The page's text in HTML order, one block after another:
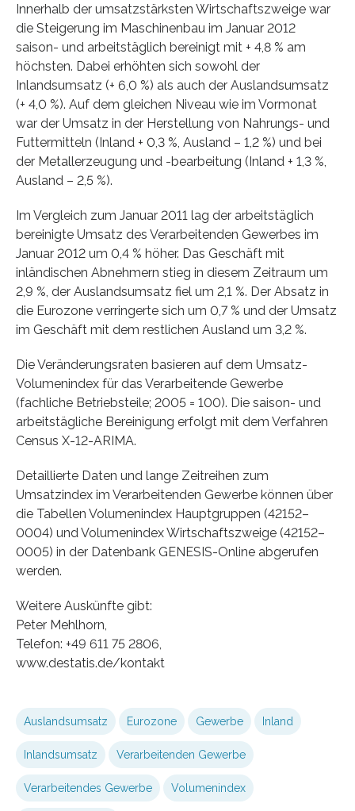
Innerhalb der umsatzstärksten Wirtschaftszweige war
die Steigerung im Maschinenbau im Januar 2012
saison- und arbeitstäglich bereinigt mit + 4,8 % am
höchsten. Dabei erhöhten sich sowohl der
Inlandsumsatz (+ 6,0 %) als auch der Auslandsumsatz
(+ 4,0 %). Auf dem gleichen Niveau wie im Vormonat
war der Umsatz in der Herstellung von Nahrungs- und
Futtermitteln (Inland + 0,3 %, Ausland – 1,2 %) und bei
der Metallerzeugung und -bearbeitung (Inland + 1,3 %,
Ausland – 2,5 %).
Im Vergleich zum Januar 2011 lag der arbeitstäglich
bereinigte Umsatz des Verarbeitenden Gewerbes im
Januar 2012 um 0,4 % höher. Das Geschäft mit
inländischen Abnehmern stieg in diesem Zeitraum um
2,9 %, der Auslandsumsatz fiel um 2,1 %. Der Absatz in
die Eurozone verringerte sich um 0,7 % und der Umsatz
im Geschäft mit dem restlichen Ausland um 3,2 %.
Die Veränderungsraten basieren auf dem Umsatz-
Volumenindex für das Verarbeitende Gewerbe
(fachliche Betriebsteile; 2005 = 100). Die saison- und
arbeitstägliche Bereinigung erfolgt mit dem Verfahren
Census X-12-ARIMA.
Detaillierte Daten und lange Zeitreihen zum
Umsatzindex im Verarbeitenden Gewerbe können über
die Tabellen Volumenindex Hauptgruppen (42152–
0004) und Volumenindex Wirtschaftszweige (42152–
0005) in der Datenbank GENESIS-Online abgerufen
werden.
Weitere Auskünfte gibt:
Peter Mehlhorn,
Telefon: +49 611 75 2806,
www.destatis.de/kontakt
Auslandsumsatz Eurozone Gewerbe Inland
Inlandsumsatz Verarbeitenden Gewerbe
Verarbeitendes Gewerbe Volumenindex